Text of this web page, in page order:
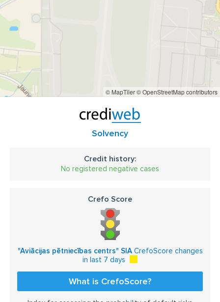
© MapTiler© OpenStreetMap contributors
Solvency
Credit history:
No registered negative cases
Crefo Score
"Aviācijas pētniecības centrs" SIACrefoScore changes
in last 7 days
What is CrefoScore?